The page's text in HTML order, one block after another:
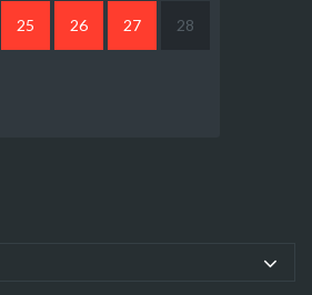
25 26 27 28